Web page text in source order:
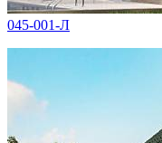
045-001-Л